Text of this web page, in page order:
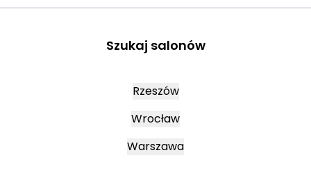
Szukaj salonów
Rzeszów
Wrocław
Warszawa